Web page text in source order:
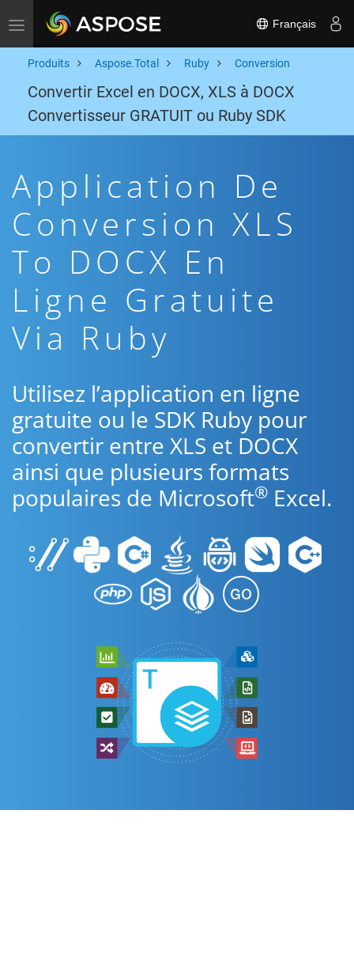
Toggle navigation Français
Produits Aspose.Total Ruby Conversion
Convertir Excel en DOCX, XLS à DOCX
Convertisseur GRATUIT ou Ruby SDK
Application De
Conversion XLS
To DOCX En
Ligne Gratuite
Via Ruby
Utilisez l’application en ligne
gratuite ou le SDK Ruby pour
convertir entre XLS et DOCX
ainsi que plusieurs formats
populaires de Microsoft® Excel.